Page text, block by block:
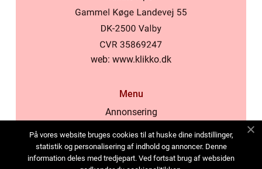
web: www.klikko.dk
Menu
Annonsering
Cookies
Kontakta oss
På vores website bruges cookies til at huske dine indstillinger,
statistik og personalisering af indhold og annoncer. Denne
information deles med tredjepart. Ved fortsat brug af websiden